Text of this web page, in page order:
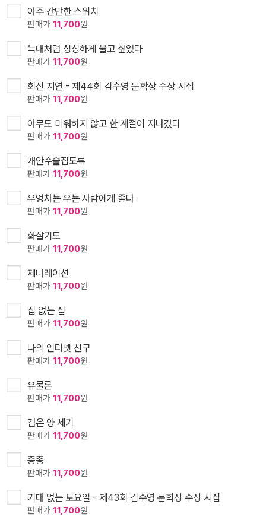
아주 간단한 스위치
판매가 11,700원
늑대처럼 싱싱하게 울고 싶었다
판매가 11,700원
회신 지연 - 제44회 김수영 문학상 수상 시집
판매가 11,700원
아무도 미워하지 않고 한 계절이 지나갔다
판매가 11,700원
개안수술집도록
판매가 11,700원
우엉차는 우는 사람에게 좋다
판매가 11,700원
화살기도
판매가 11,700원
제너레이션
판매가 11,700원
집 없는 집
판매가 11,700원
나의 인터넷 친구
판매가 11,700원
유물론
판매가 11,700원
검은 양 세기
판매가 11,700원
종종
판매가 11,700원
기대 없는 토요일 - 제43회 김수영 문학상 수상 시집
판매가 11,700원